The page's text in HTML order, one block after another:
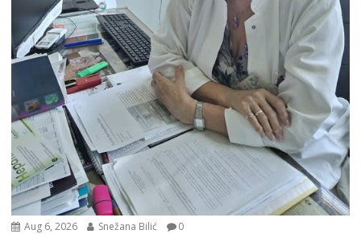
Aug 6, 2026 Snežana Bilić 0